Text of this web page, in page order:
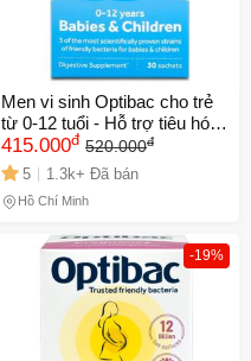
Men vi sinh Optibac cho trẻ
từ 0-12 tuổi - Hỗ trợ tiêu hóa,
cải thiện táo bón và sức khỏe
hệ vi sinh đường ruột cho trẻ
nhỏ và mẹ bầu
415.000đ 520.000đ
5 1.3k+ Đã bán
Hồ Chí Minh
-19%